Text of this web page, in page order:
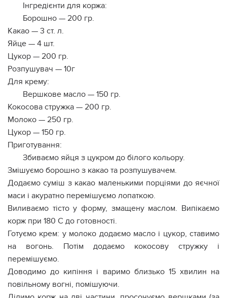
Інгредієнти для коржа:
Борошно — 200 гр.
Какао — 3 ст. л.
Яйце — 4 шт.
Цукор — 200 гр.
Розпушувач — 10г
Для крему:
Вершкове масло — 150 гр.
Кокосова стружка — 200 гр.
Молоко — 250 гр.
Цукор — 150 гр.
Приготування:
Збиваємо яйця з цукром до білого кольору.
Змішуємо борошно з какао та розпушувачем.
Додаємо суміш з какао маленькими порціями до яєчної
маси і акуратно перемішуємо лопаткою.
Виливаємо тісто у форму, змащену маслом. Випікаємо
корж при 180 С до готовності.
Готуємо крем: у молоко додаємо масло і цукор, ставимо
на вогонь. Потім додаємо кокосову стружку і
перемішуємо.
Доводимо до кипіння і варимо близько 15 хвилин на
повільному вогні, помішуючи.